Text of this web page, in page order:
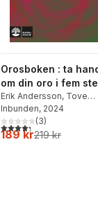
Orosboken : ta
om din oro i fem
Erik Andersson, Tove
Wahlund
Inbunden, 2024
4,3utav 5 stjärnor.
(3)
189 kr219 kr